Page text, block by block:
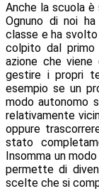
Anche la scuola è
Ognuno di noi
classe e ha
colpito dal
azione che
gestire i propri
esempio se un
modo autonomo
relativamente
oppure
stato
Insomma un
permette di
scelte che si